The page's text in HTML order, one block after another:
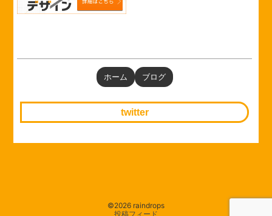
ホーム ブログ
twitter
©2026 raindrops
投稿フィード